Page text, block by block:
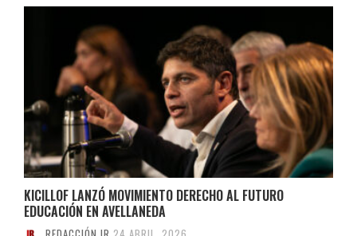
KICILLOF LANZÓ MOVIMIENTO DERECHO AL FUTURO
EDUCACIÓN EN AVELLANEDA